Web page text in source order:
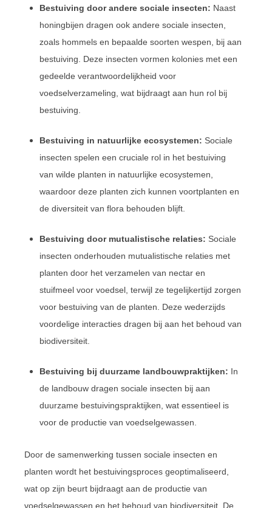
Bestuiving door andere sociale insecten: Naast
honingbijen dragen ook andere sociale insecten,
zoals hommels en bepaalde soorten wespen, bij aan
bestuiving. Deze insecten vormen kolonies met een
gedeelde verantwoordelijkheid voor
voedselverzameling, wat bijdraagt aan hun rol bij
bestuiving.
Bestuiving in natuurlijke ecosystemen: Sociale
insecten spelen een cruciale rol in het bestuiving
van wilde planten in natuurlijke ecosystemen,
waardoor deze planten zich kunnen voortplanten en
de diversiteit van flora behouden blijft.
Bestuiving door mutualistische relaties: Sociale
insecten onderhouden mutualistische relaties met
planten door het verzamelen van nectar en
stuifmeel voor voedsel, terwijl ze tegelijkertijd zorgen
voor bestuiving van de planten. Deze wederzijds
voordelige interacties dragen bij aan het behoud van
biodiversiteit.
Bestuiving bij duurzame landbouwpraktijken: In
de landbouw dragen sociale insecten bij aan
duurzame bestuivingspraktijken, wat essentieel is
voor de productie van voedselgewassen.
Door de samenwerking tussen sociale insecten en
planten wordt het bestuivingsproces geoptimaliseerd,
wat op zijn beurt bijdraagt aan de productie van
voedselgewassen en het behoud van biodiversiteit. De